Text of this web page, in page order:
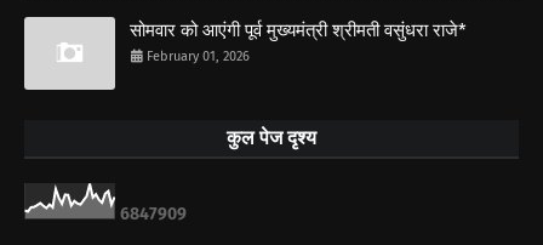
सोमवार को आएंगी पूर्व मुख्यमंत्री श्रीमती वसुंधरा राजे*
February 01, 2026
कुल पेज दृश्य
6847909